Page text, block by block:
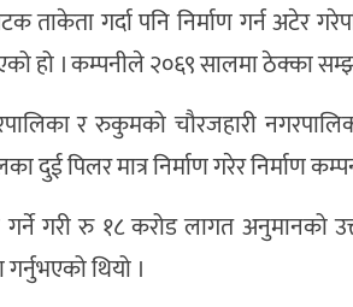
ताकेता गर्दा पनि निर्माण गर्न अटेर
हो । कम्पनीले २०६९ सालमा ठेक्का
र रुकुमको चौरजहारी
दुई पिलर मात्र निर्माण गरेर निर्माण
गर्ने गरी रु १८ करोड लागत अनुमानको
थियो ।